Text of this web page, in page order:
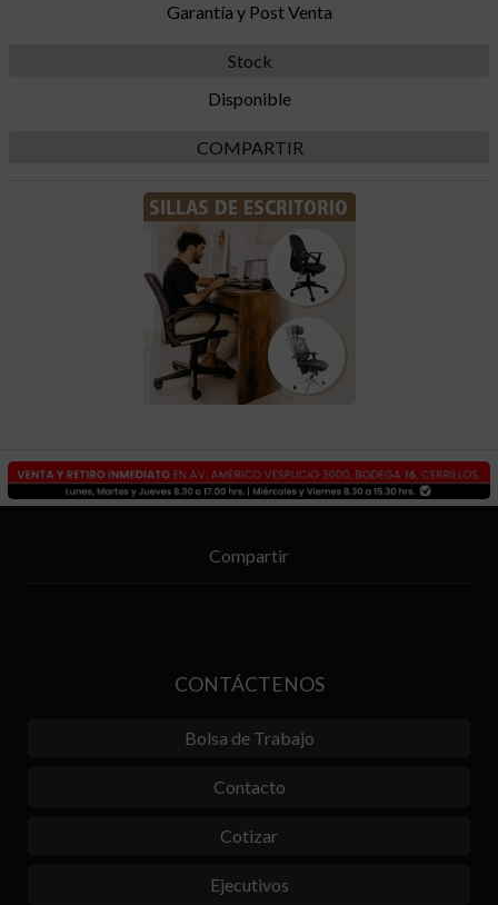
Garantía y Post Venta
Stock
Disponible
COMPARTIR
Compartir
CONTÁCTENOS
Bolsa de Trabajo
Contacto
Cotizar
Ejecutivos